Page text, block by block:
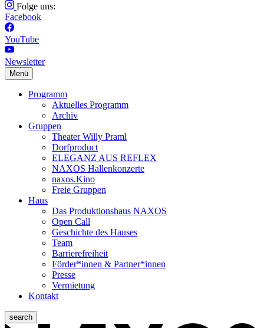
Folge uns:
Facebook
YouTube
Newsletter
Menü
Programm
Aktuelles Programm
Archiv
Gruppen
Theater Willy Praml
Dorfproduct
ELEGANZ AUS REFLEX
NAXOS Hallenkonzerte
naxos.Kino
Freie Gruppen
Haus
Das Produktionshaus NAXOS
Open Call
Geschichte des Hauses
Team
Barrierefreiheit
Förder*innen & Partner*innen
Presse
Vermietung
Kontakt
search